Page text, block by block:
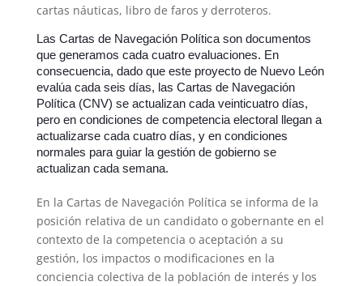
cartas náuticas, libro de faros y derroteros.
Las Cartas de Navegación Política son documentos
que generamos cada cuatro evaluaciones. En
consecuencia, dado que este proyecto de Nuevo León
evalúa cada seis días, las Cartas de Navegación
Política (CNV) se actualizan cada veinticuatro días,
pero en condiciones de competencia electoral llegan a
actualizarse cada cuatro días, y en condiciones
normales para guiar la gestión de gobierno se
actualizan cada semana.
En la Cartas de Navegación Política se informa de la
posición relativa de un candidato o gobernante en el
contexto de la competencia o aceptación a su
gestión, los impactos o modificaciones en la
conciencia colectiva de la población de interés y los